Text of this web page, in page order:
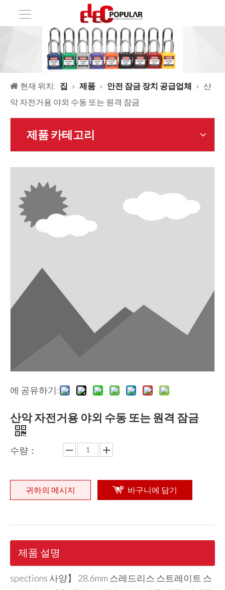
현재 위치: 집 » 제품 » 안전 잠금 장치 공급업체 » 산
악 자전거용 야외 수동 또는 원격 잠금
제품 카테고리
에 공유하기:
산악 자전거용 야외 수동 또는 원격 잠금
수량：
귀하의 메시지 바구니에 담기
제품 설명
spections 사양】 28.6mm 스레드리스 스트레이트 스